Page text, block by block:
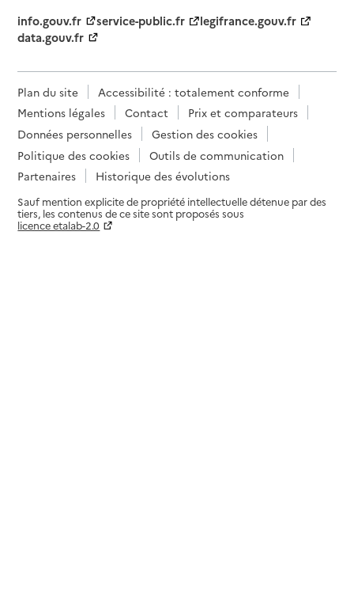
info.gouv.fr
service-public.fr
legifrance.gouv.fr
data.gouv.fr
Plan du site
Accessibilité : totalement conforme
Mentions légales
Contact
Prix et comparateurs
Données personnelles
Gestion des cookies
Politique des cookies
Outils de communication
Partenaires
Historique des évolutions
Sauf mention explicite de propriété intellectuelle détenue par des
tiers, les contenus de ce site sont proposés sous
licence etalab-2.0